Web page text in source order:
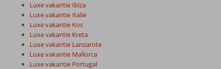
Luxe vakantie Ibiza
Luxe vakantie Italië
Luxe vakantie Kos
Luxe vakantie Kreta
Luxe vakantie Lanzarote
Luxe vakantie Mallorca
Luxe vakantie Portugal